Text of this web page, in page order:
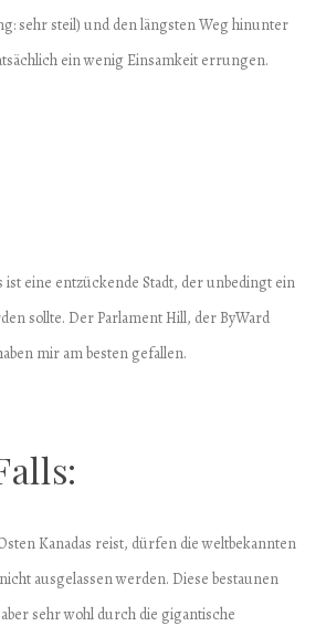
sehr steil) und den längsten Weg hinunter
ein wenig Einsamkeit errungen.
ist eine entzückende Stadt, der unbedingt ein
sollte. Der Parlament Hill, der ByWard
mir am besten gefallen.
Kanadas reist, dürfen die weltbekannten
ausgelassen werden. Diese bestaunen
sehr wohl durch die gigantische